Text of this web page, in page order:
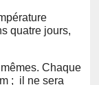
quatre jours,
Chaque
; il ne sera